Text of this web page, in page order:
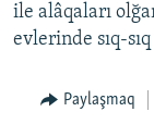
ile alâqaları
evlerinde sıq-
Paylaşmaq